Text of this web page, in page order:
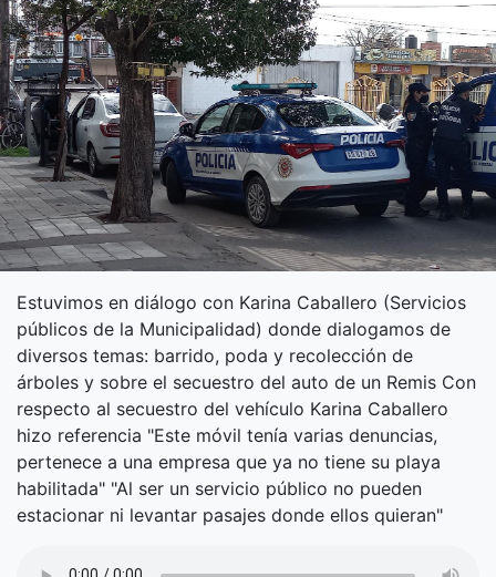
Estuvimos en diálogo con Karina Caballero (Servicios
públicos de la Municipalidad) donde dialogamos de
diversos temas: barrido, poda y recolección de
árboles y sobre el secuestro del auto de un Remis Con
respecto al secuestro del vehículo Karina Caballero
hizo referencia "Este móvil tenía varias denuncias,
pertenece a una empresa que ya no tiene su playa
habilitada" "Al ser un servicio público no pueden
estacionar ni levantar pasajes donde ellos quieran"